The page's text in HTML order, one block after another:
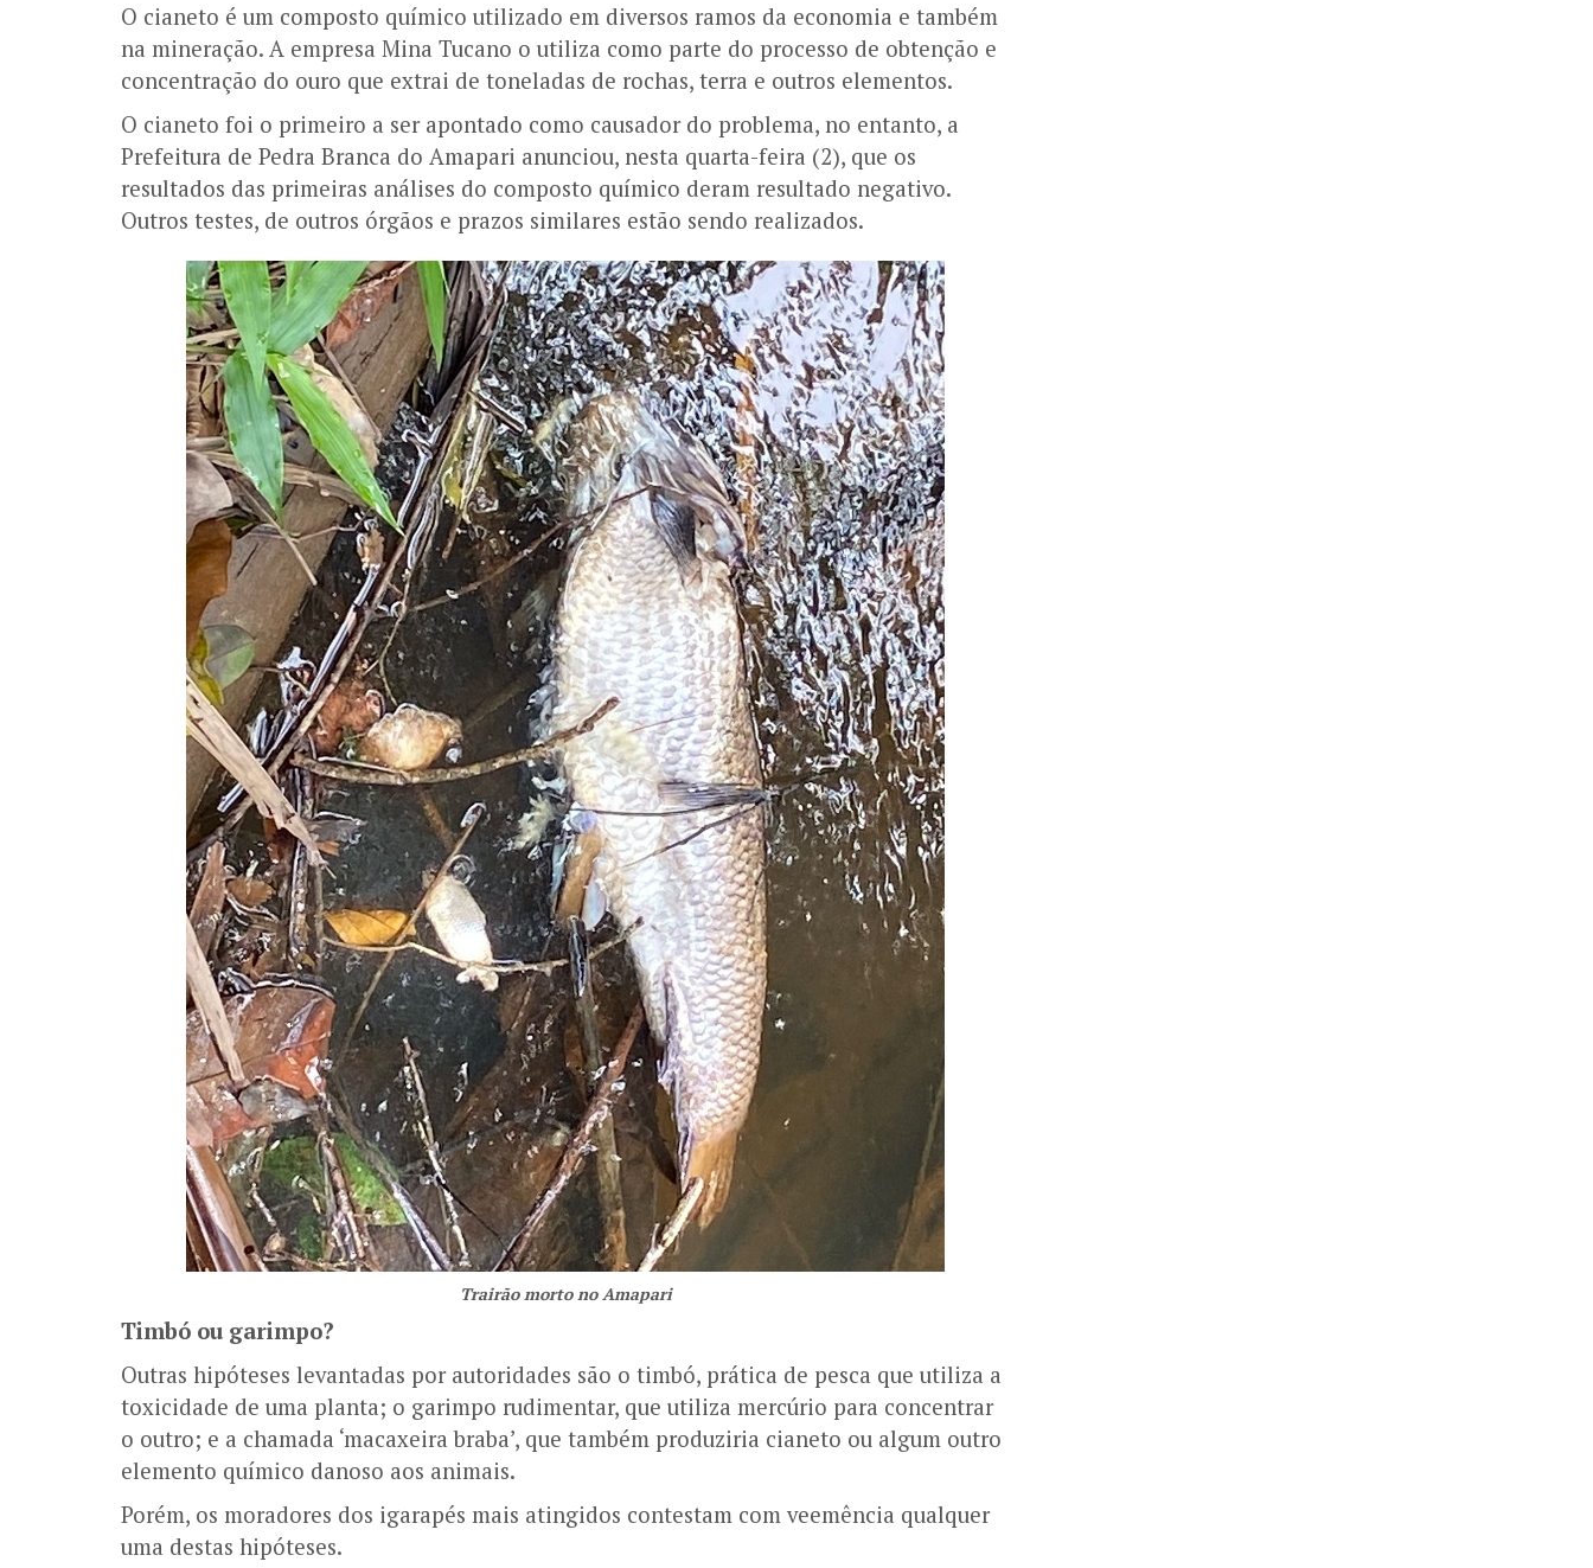
O cianeto é um composto químico utilizado em diversos ramos da economia e também
na mineração. A empresa Mina Tucano o utiliza como parte do processo de obtenção e
concentração do ouro que extrai de toneladas de rochas, terra e outros elementos.
O cianeto foi o primeiro a ser apontado como causador do problema, no entanto, a
Prefeitura de Pedra Branca do Amapari anunciou, nesta quarta-feira (2), que os
resultados das primeiras análises do composto químico deram resultado negativo.
Outros testes, de outros órgãos e prazos similares estão sendo realizados.
Trairão morto no Amapari
Timbó ou garimpo?
Outras hipóteses levantadas por autoridades são o timbó, prática de pesca que utiliza a
toxicidade de uma planta; o garimpo rudimentar, que utiliza mercúrio para concentrar
o outro; e a chamada ‘macaxeira braba’, que também produziria cianeto ou algum outro
elemento químico danoso aos animais.
Porém, os moradores dos igarapés mais atingidos contestam com veemência qualquer
uma destas hipóteses.